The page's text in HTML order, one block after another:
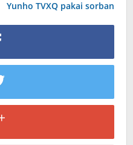
Yunho TVXQ pakai sorban